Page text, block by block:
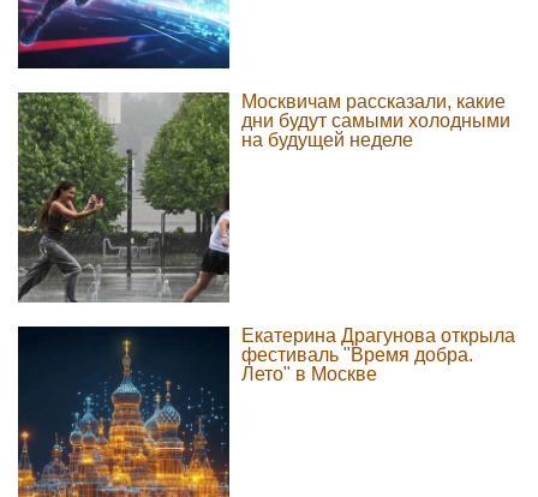
Москвичам рассказали, какие
дни будут самыми холодными
на будущей неделе
Екатерина Драгунова открыла
фестиваль "Время добра.
Лето" в Москве